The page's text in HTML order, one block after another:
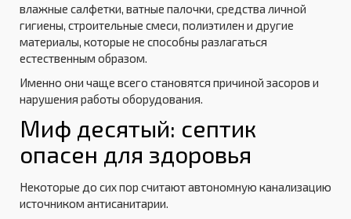
влажные салфетки, ватные палочки, средства личной
гигиены, строительные смеси, полиэтилен и другие
материалы, которые не способны разлагаться
естественным образом.
Именно они чаще всего становятся причиной засоров и
нарушения работы оборудования.
Миф десятый: септик
опасен для здоровья
Некоторые до сих пор считают автономную канализацию
источником антисанитарии.